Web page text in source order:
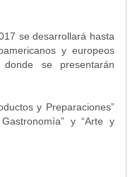
se desarrollará hasta
y europeos
se presentarán
y Preparaciones”
y “Arte y